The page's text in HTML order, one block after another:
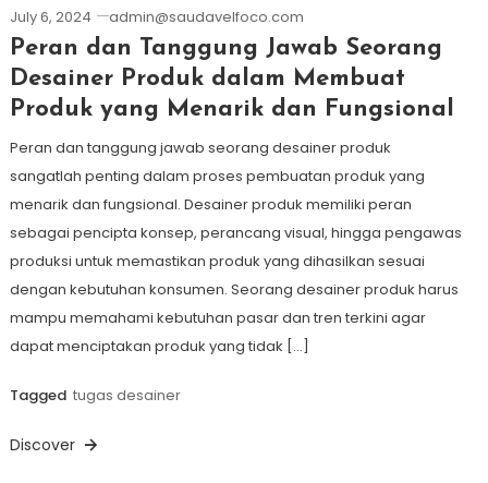
July 6, 2024 admin@saudavelfoco.com
Peran dan Tanggung Jawab Seorang
Desainer Produk dalam Membuat
Produk yang Menarik dan Fungsional
Peran dan tanggung jawab seorang desainer produk
sangatlah penting dalam proses pembuatan produk yang
menarik dan fungsional. Desainer produk memiliki peran
sebagai pencipta konsep, perancang visual, hingga pengawas
produksi untuk memastikan produk yang dihasilkan sesuai
dengan kebutuhan konsumen. Seorang desainer produk harus
mampu memahami kebutuhan pasar dan tren terkini agar
dapat menciptakan produk yang tidak […]
Tagged tugas desainer
Discover